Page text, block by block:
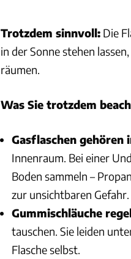
Trotzdem sinnvoll: Die
in der Sonne stehen
räumen.
Was Sie trotzdem
Gasflaschen gehören
Innenraum. Bei einer
Boden sammeln –
zur unsichtbaren Gefahr.
Gummischläuche
tauschen. Sie leiden
Flasche selbst.